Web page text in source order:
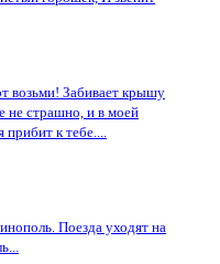
возьми! Забивает крышу
не страшно, и в моей
прибит к тебе....
Поезда уходят на